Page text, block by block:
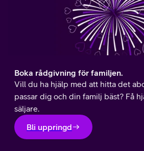
Boka rådgivning för familjen.
Vill du ha hjälp med att hitta det
passar dig och din familj bäst? Få
säljare.
Bli uppringd